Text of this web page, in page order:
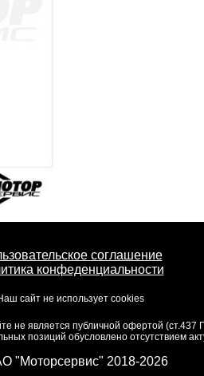
соглашение
конфеденциальности
сайт не использует cookies
не является публичной офертой (ст.437
позиций обусловлено отсутствием
"Моторсервис" 2018-2026